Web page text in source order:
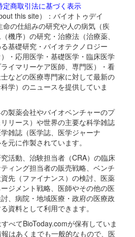
定商取引法に基づく表示
this site）：バイオトゥデイ
命の仕組みの研究や人の病気（疾
機序）の研究・治療法（治療薬、
基礎研究・バイオテクノロジー
）・応用医学・基礎医学・臨床医学
イマリーケア医師、専門医）・看
などの医療専門家に対して最新の
学）のニュースを提供していま
製薬会社やバイオベンチャーのプ
リース）や世界の主要な科学雑誌
雑誌（医学誌、医学ジャーナ
元に作製されています。
活動、治験担当者（CRA）の臨床
ィング担当者の販売戦略、ベンチ
先（ファイナンス）の検討、医薬
ジメント戦略、医師やその他の医
、病院・地域医療・政府の医療政
資料として利用できます。
べてBioToday.comが保有していま
はあくまでも一般的なもので、医